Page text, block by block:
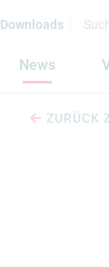
Downloads
News
ZURÜCK